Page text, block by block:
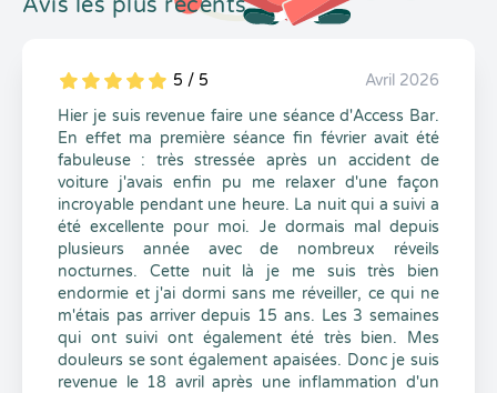
Avis les plus récents
5
1
5
0 5 / 5
Avril 2026
Hier je suis revenue faire une séance d'Access Bar.
En effet ma première séance fin février avait été
fabuleuse : très stressée après un accident de
voiture j'avais enfin pu me relaxer d'une façon
incroyable pendant une heure. La nuit qui a suivi a
été excellente pour moi. Je dormais mal depuis
plusieurs année avec de nombreux réveils
nocturnes. Cette nuit là je me suis très bien
endormie et j'ai dormi sans me réveiller, ce qui ne
m'étais pas arriver depuis 15 ans. Les 3 semaines
qui ont suivi ont également été très bien. Mes
douleurs se sont également apaisées. Donc je suis
revenue le 18 avril après une inflammation d'un